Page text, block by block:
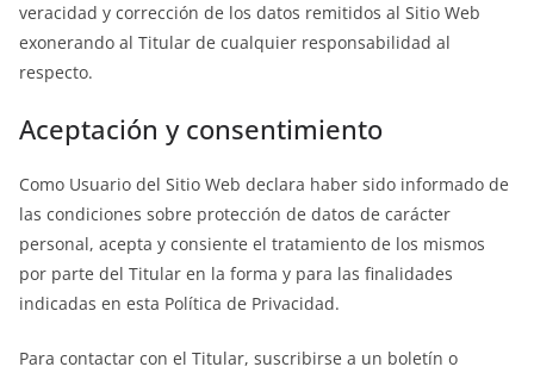
veracidad y corrección de los datos remitidos al Sitio Web
exonerando al Titular de cualquier responsabilidad al
respecto.
Aceptación y consentimiento
Como Usuario del Sitio Web declara haber sido informado de
las condiciones sobre protección de datos de carácter
personal, acepta y consiente el tratamiento de los mismos
por parte del Titular en la forma y para las finalidades
indicadas en esta Política de Privacidad.
Para contactar con el Titular, suscribirse a un boletín o